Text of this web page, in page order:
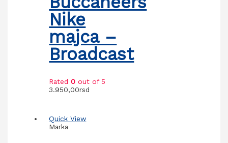
Nike
majca –
Broadcast
Rated0 out of 5
3.950,00rsd
Quick View
Marka